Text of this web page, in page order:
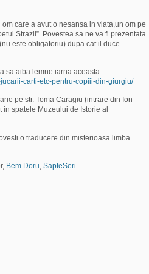
care a avut o nesansa in viata,un om pe
Strazii”. Povestea sa ne va fi prezentata
este obligatoriu) dupa cat il duce
sa aiba lemne iarna aceasta –
carti-etc-pentru-copiii-din-giurgiu/
pe str. Toma Caragiu (intrare din Ion
spatele Muzeului de Istorie al
o traducere din misterioasa limba
Bem Doru, SapteSeri